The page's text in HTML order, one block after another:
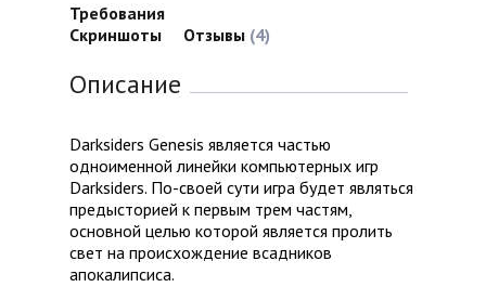
Требования
Скриншоты
Отзывы (4)
Описание
Darksiders Genesis является частью
одноименной линейки компьютерных игр
Darksiders. По-своей сути игра будет являться
предысторией к первым трем частям,
основной целью которой является пролить
свет на происхождение всадников
апокалипсиса.